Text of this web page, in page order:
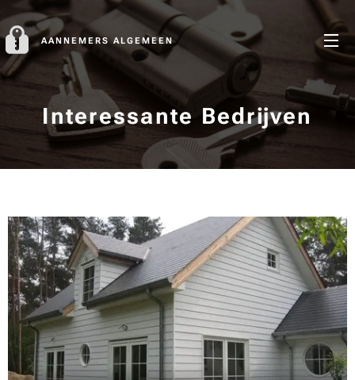
AANNEMERS ALGEMEEN
Interessante Bedrijven